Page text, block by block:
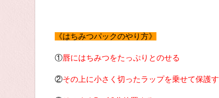
《はちみつパックのやり方》
①唇にはちみつをたっぷりとのせる
②その上に小さく切ったラップを乗せて保護